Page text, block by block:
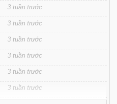
3 tuần trước
3 tuần trước
3 tuần trước
3 tuần trước
3 tuần trước
3 tuần trước